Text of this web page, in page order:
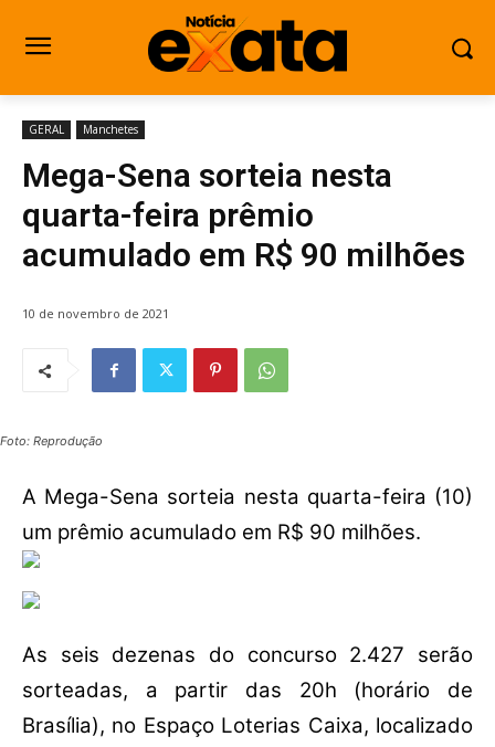
GERAL Manchetes
Mega-Sena sorteia nesta
quarta-feira prêmio
acumulado em R$ 90 milhões
10 de novembro de 2021
Foto: Reprodução
A Mega-Sena sorteia nesta quarta-feira (10)
um prêmio acumulado em R$ 90 milhões.
As seis dezenas do concurso 2.427 serão
sorteadas, a partir das 20h (horário de
Brasília), no Espaço Loterias Caixa, localizado